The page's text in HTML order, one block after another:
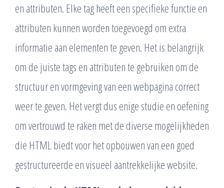
en attributen. Elke tag heeft een specifieke functie en
attributen kunnen worden toegevoegd om extra
informatie aan elementen te geven. Het is belangrijk
om de juiste tags en attributen te gebruiken om de
structuur en vormgeving van een webpagina correct
weer te geven. Het vergt dus enige studie en oefening
om vertrouwd te raken met de diverse mogelijkheden
die HTML biedt voor het opbouwen van een goed
gestructureerde en visueel aantrekkelijke website.